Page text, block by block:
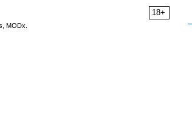
18+
MODx.